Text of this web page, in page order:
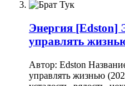
Энергия [Edston]
управлять
Автор: Edston
управлять жизнью